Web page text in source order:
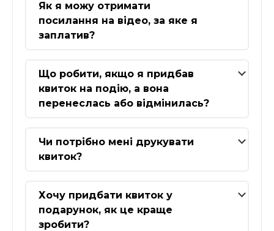
Як я можу отримати
посилання на відео, за яке я
заплатив?
Що робити, якщо я придбав
квиток на подію, а вона
перенеслась або відмінилась?
Чи потрібно мені друкувати
квиток?
Хочу придбати квиток у
подарунок, як це краще
зробити?